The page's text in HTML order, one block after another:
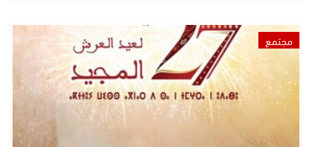
مجتمع